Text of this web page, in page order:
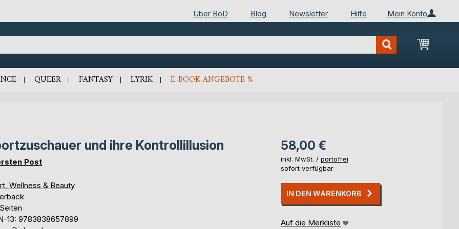
Mein Konto
Über BoD Blog Newsletter Hilfe
Mein
QUEER FANTASY LYRIK E-BOOK-ANGEBOTE %
und ihre Kontrollillusion
Post
Wellness & Beauty
13: 9783838657899
58,00 €
inkl. MwSt. / portofrei
sofort verfügbar
IN DEN WARENKORB
Auf die Merkliste